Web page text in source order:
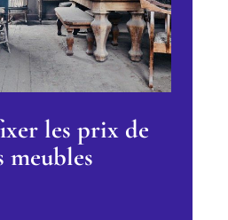
les prix de
meubles